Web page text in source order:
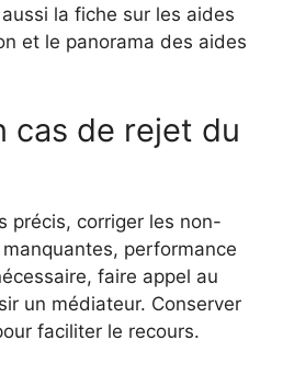
la fiche sur les aides
et le panorama des aides
cas de rejet du
précis, corriger les non-
performance
faire appel au
un médiateur. Conserver
faciliter le recours.